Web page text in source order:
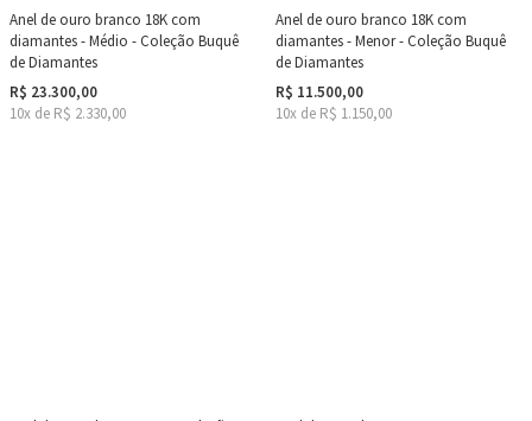
Anel de ouro branco 18K com
diamantes - Médio - Coleção Buquê
de Diamantes
R$ 23.300,00
10x de R$ 2.330,00
Anel de ouro branco 18K com
diamantes - Menor - Coleção Buquê
de Diamantes
R$ 11.500,00
10x de R$ 1.150,00